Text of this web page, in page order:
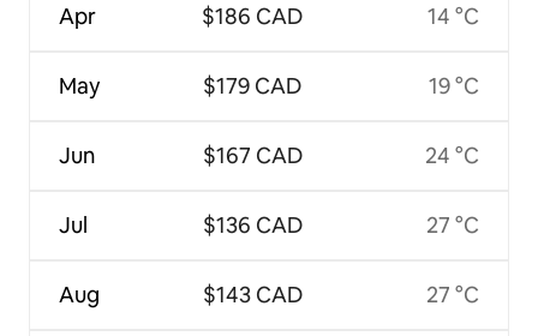
Apr
May
Jun
Jul
Aug
$186 CAD
$179 CAD
$167 CAD
$136 CAD
$143 CAD
14 °C
19 °C
24 °C
27 °C
27 °C